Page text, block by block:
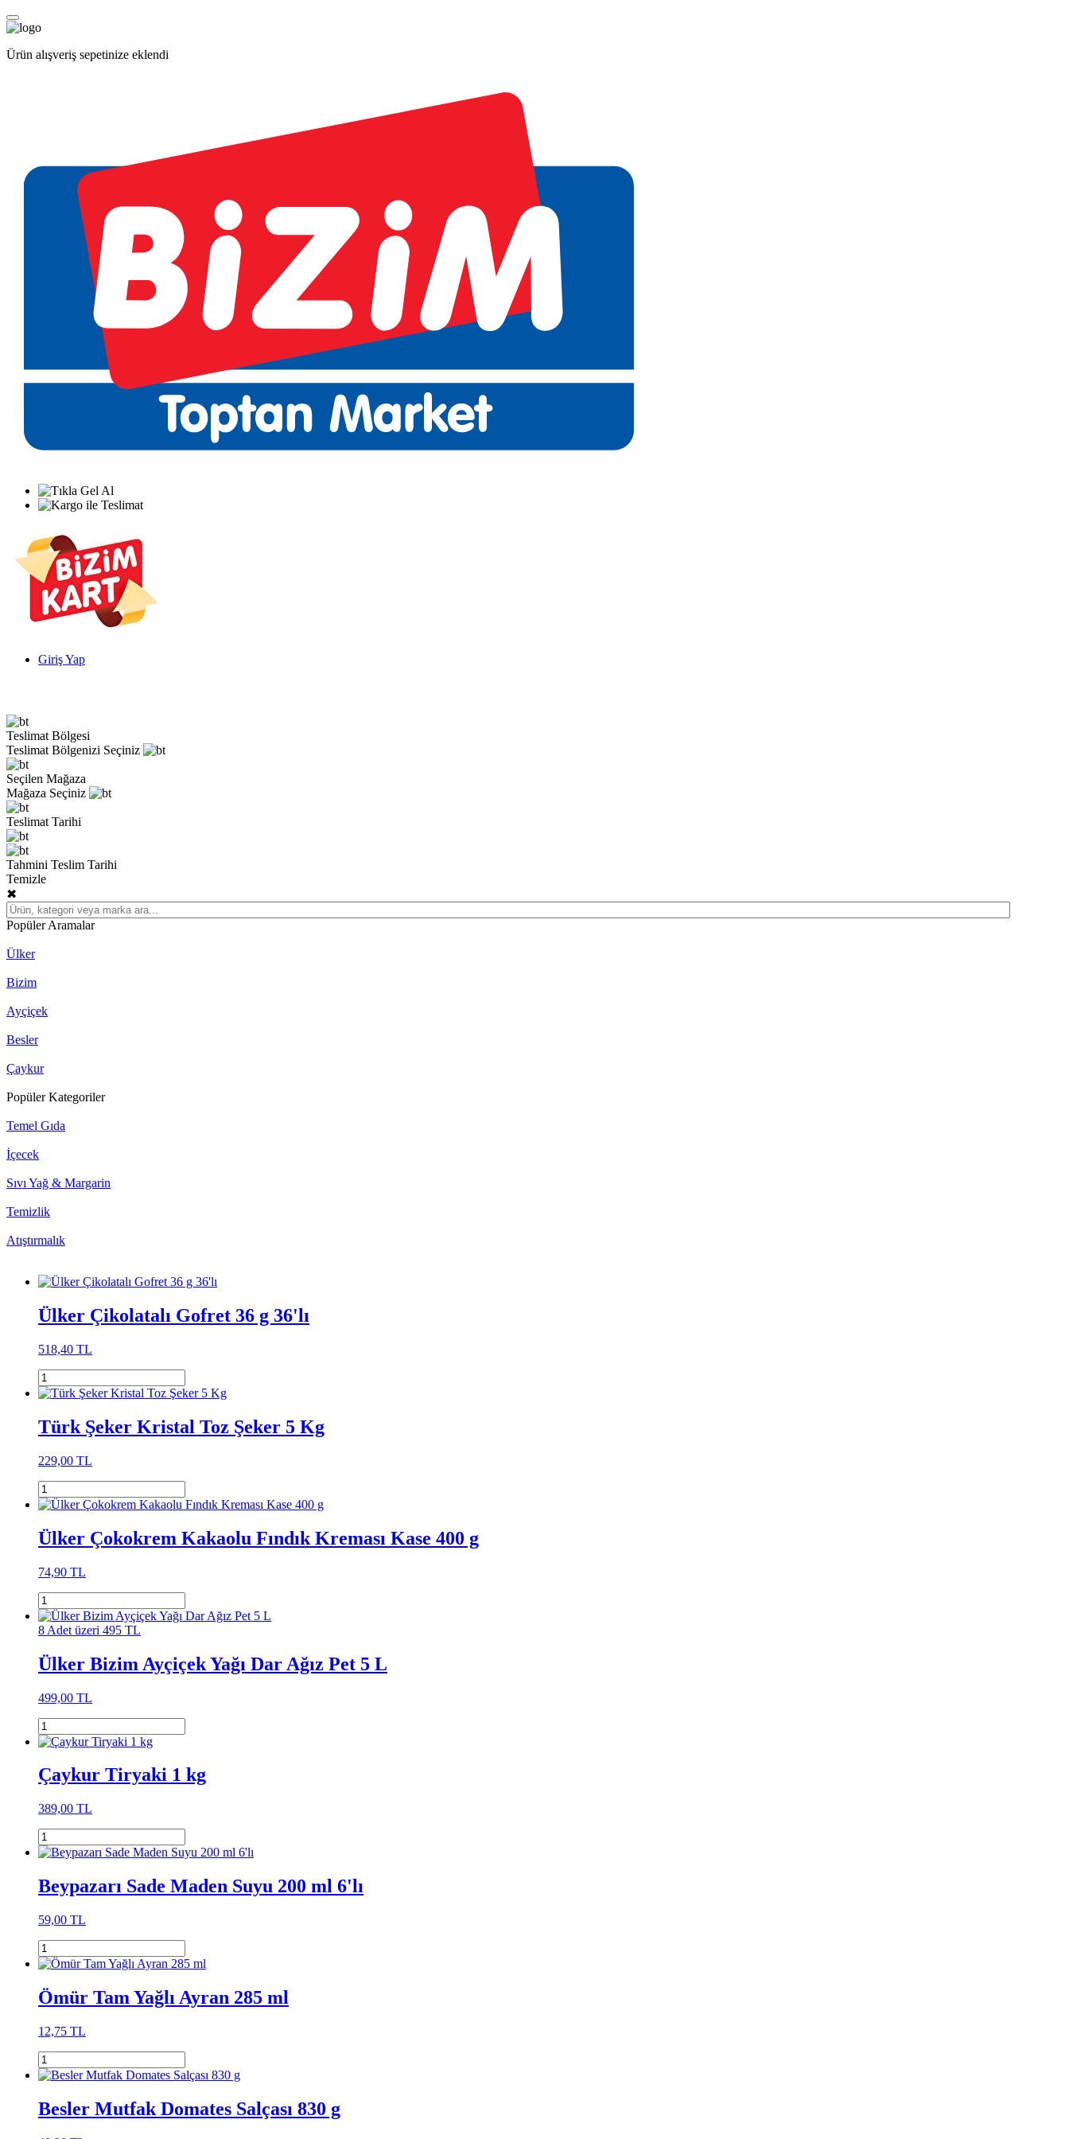
Ürün alışveriş sepetinize eklendi
Giriş Yap
Teslimat Bölgesi
Teslimat Bölgenizi Seçiniz
Seçilen Mağaza
Mağaza Seçiniz
Teslimat Tarihi
Tahmini Teslim Tarihi
Temizle
✖
Popüler Aramalar
Ülker
Bizim
Ayçiçek
Besler
Çaykur
Popüler Kategoriler
Temel Gıda
İçecek
Sıvı Yağ & Margarin
Temizlik
Atıştırmalık
Ülker Çikolatalı Gofret 36 g 36'lı
518,40 TL
Türk Şeker Kristal Toz Şeker 5 Kg
229,00 TL
Ülker Çokokrem Kakaolu Fındık Kreması Kase 400 g
74,90 TL
8 Adet üzeri 495 TL
Ülker Bizim Ayçiçek Yağı Dar Ağız Pet 5 L
499,00 TL
Çaykur Tiryaki 1 kg
389,00 TL
Beypazarı Sade Maden Suyu 200 ml 6'lı
59,00 TL
Ömür Tam Yağlı Ayran 285 ml
12,75 TL
Besler Mutfak Domates Salçası 830 g